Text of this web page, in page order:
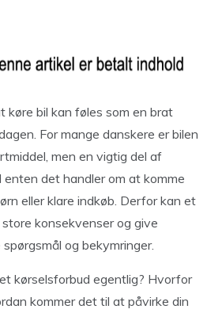
køre bil kan føles som en brat
For mange danskere er bilen
men en vigtig del af
enten det handler om at komme
eller klare indkøb. Derfor kan et
konsekvenser og give
og bekymringer.
kørselsforbud egentlig? Hvorfor
kommer det til at påvirke din